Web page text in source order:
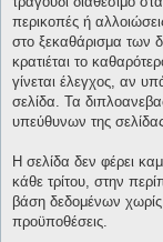
περικοπές ή
στο ξεκαθάρισμα των
κρατιέται το
γίνεται έλεγχος, αν
σελίδα. Τα
υπεύθυνων της
Η σελίδα δεν φέρει
κάθε τρίτου, στην
βάση δεδομένων
προϋποθέσεις.